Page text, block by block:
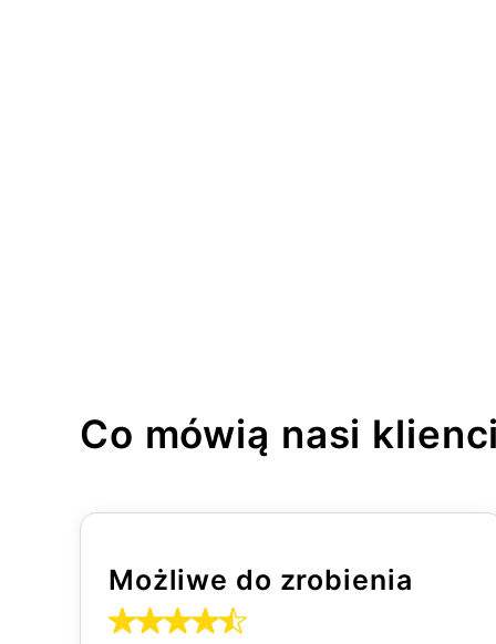
Co mówią nasi klienci
Możliwe do zrobienia